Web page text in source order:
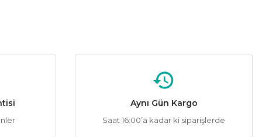
Aynı Gün Kargo
Saat 16:00’a kadar ki siparişlerde